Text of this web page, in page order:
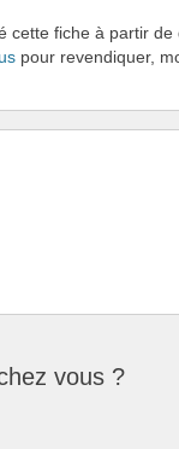
fiche à partir
pour revendiquer,
vous ?